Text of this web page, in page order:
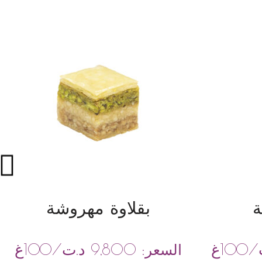
/100غ
بقلاوة مهروشة
السعر: 9,800 د.ت/100غ